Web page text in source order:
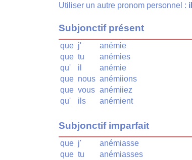
Utiliser un autre pronom personnel : il
Subjonctif présent
que j'
anémie
que tu
anémies
qu'
il
anémie
que nous anémiions
que vous anémiiez
qu'
ils anémient
Subjonctif imparfait
que j'
anémiasse
que tu
anémiasses